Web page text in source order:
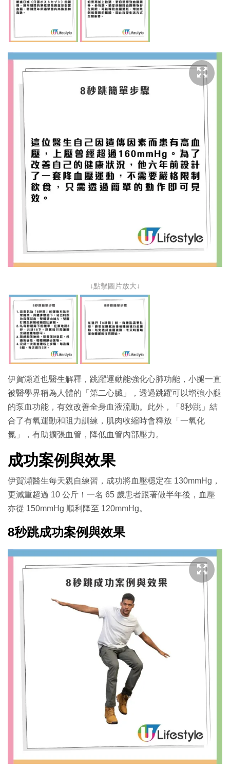
↓點擊圖片放大↓
伊賀瀬道也醫生解釋，跳躍運動能強化心肺功能，小腿一直
被醫學界稱為人體的「第二心臟」，透過跳躍可以增強小腿
的泵血功能，有效改善全身血液流動。此外，「8秒跳」結
合了有氧運動和阻力訓練，肌肉收縮時會釋放「一氧化
氮」，有助擴張血管，降低血管內部壓力。
成功案例與效果
伊賀瀬醫生每天親自練習，成功將血壓穩定在 130mmHg，
更減重超過 10 公斤！一名 65 歲患者跟著做半年後，血壓
亦從 150mmHg 順利降至 120mmHg。
8秒跳成功案例與效果